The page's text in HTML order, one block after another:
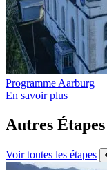
Programme Aarburg
En savoir plus
Autres Étapes
Voir toutes les étapes